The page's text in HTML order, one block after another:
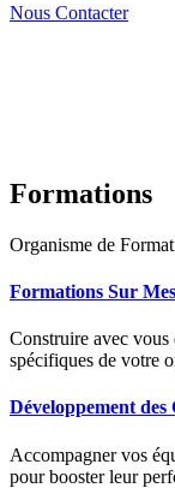
Nous Contacter
Formations
Organisme de
Formations Sur
Construire avec vous
spécifiques de votre
Développement des
Accompagner vos
pour booster leur